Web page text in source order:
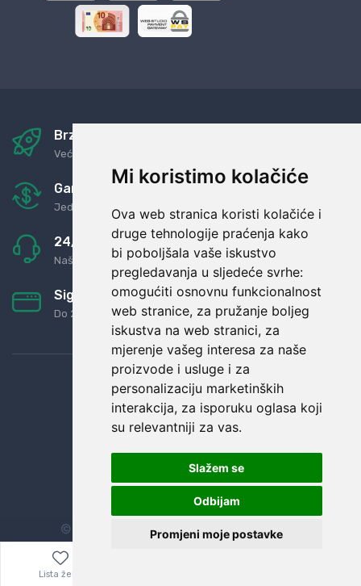
Mi koristimo kolačiće
Ova web stranica koristi kolačiće i
druge tehnologije praćenja kako
bi poboljšala vaše iskustvo
pregledavanja u sljedeće svrhe:
omogućiti osnovnu funkcionalnost
web stranice, za pružanje boljeg
iskustva na web stranici, za
mjerenje vašeg interesa za naše
proizvode i usluge i za
personalizaciju marketinških
interakcija, za isporuku oglasa koji
su relevantniji za vas.
Slažem se
Odbijam
Promjeni moje postavke
Brza i sigurna dostava
Već za nekoliko dana kod vas
Garancija u povrat novaca
Jednostavno pravilo: Roba za novac
24/7 odlična podrška
Naši agenti uvijek na raspolaganju
Sigurno obročno plaćanje
Do 24 rata bez kamata
© Sva prava zadržana. Dopi grupa d.o.o.
Lista želja